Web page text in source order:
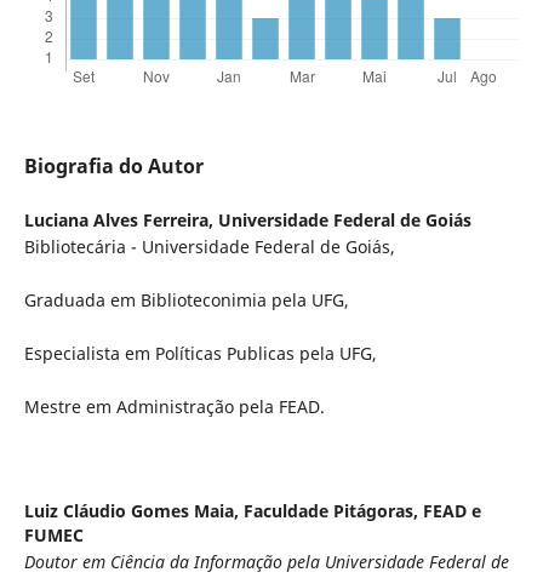
Biografia do Autor
Luciana Alves Ferreira, Universidade Federal de Goiás
Bibliotecária - Universidade Federal de Goiás,
Graduada em Biblioteconimia pela UFG,
Especialista em Políticas Publicas pela UFG,
Mestre em Administração pela FEAD.
Luiz Cláudio Gomes Maia, Faculdade Pitágoras, FEAD e
FUMEC
Doutor em Ciência da Informação pela Universidade Federal de